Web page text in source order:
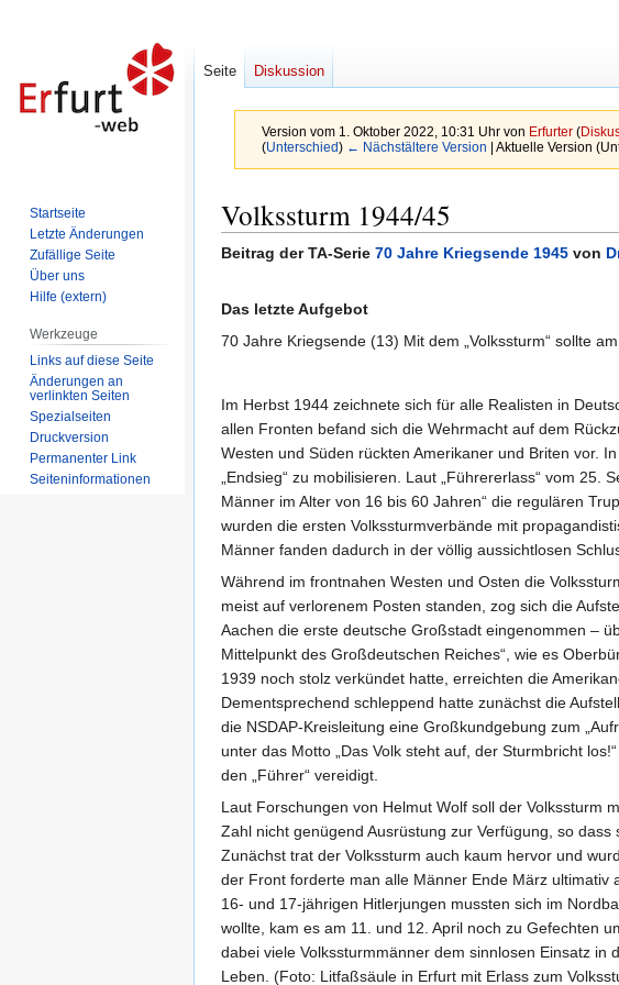
Version vom 1. Oktober 2022, 10:31 Uhr von Erfurter (
(Unterschied) ← Nächstältere Version | Aktuelle Version
Navigation
springen
Suche
springen
Volkssturm 1944/45
Beitrag der TA-Serie 70 Jahre Kriegsende 1945 von
Das letzte Aufgebot
70 Jahre Kriegsende (13) Mit dem „Volkssturm“ sollte
Im Herbst 1944 zeichnete sich für alle Realisten in
allen Fronten befand sich die Wehrmacht auf dem
Westen und Süden rückten Amerikaner und Briten vor.
„Endsieg“ zu mobilisieren. Laut „Führererlass“ vom 25.
Männer im Alter von 16 bis 60 Jahren“ die regulären
wurden die ersten Volkssturmverbände mit
Männer fanden dadurch in der völlig aussichtlosen
Während im frontnahen Westen und Osten die
meist auf verlorenem Posten standen, zog sich die
Aachen die erste deutsche Großstadt eingenommen –
Mittelpunkt des Großdeutschen Reiches“, wie es
1939 noch stolz verkündet hatte, erreichten die
Dementsprechend schleppend hatte zunächst die
die NSDAP-Kreisleitung eine Großkundgebung zum
unter das Motto „Das Volk steht auf, der Sturmbricht
den „Führer“ vereidigt.
Laut Forschungen von Helmut Wolf soll der Volkssturm
Zahl nicht genügend Ausrüstung zur Verfügung, so
Zunächst trat der Volkssturm auch kaum hervor und
der Front forderte man alle Männer Ende März
16- und 17-jährigen Hitlerjungen mussten sich im
wollte, kam es am 11. und 12. April noch zu Gefechten
dabei viele Volkssturmmänner dem sinnlosen Einsatz
Leben. (Foto: Litfaßsäule in Erfurt mit Erlass zum
Seite Diskussion
Startseite
Letzte Änderungen
Zufällige Seite
Über uns
Hilfe (extern)
Werkzeuge
Links auf diese Seite
Änderungen an
verlinkten Seiten
Spezialseiten
Druckversion
Permanenter Link
Seiten­informationen